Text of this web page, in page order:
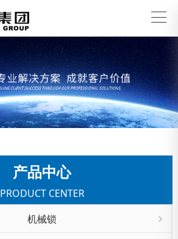
产品中心
PRODUCT CENTER
机械锁